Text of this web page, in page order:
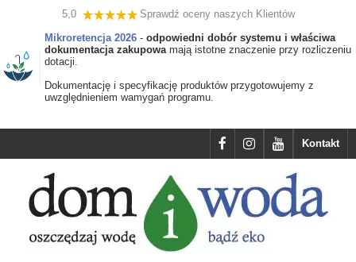
5,0
Sprawdź oceny naszych Klientów
Mikroretencja 2026 - odpowiedni dobór systemu i właściwa
dokumentacja zakupowamają istotne znaczenie przy rozliczeniu
dotacji.
Dokumentację i specyfikację produktów przygotowujemy z
uwzględnieniem wamygań programu.
Kontakt